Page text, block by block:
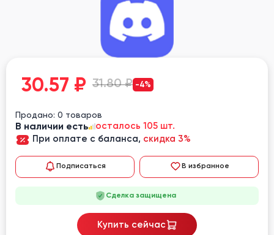
30.57 ₽ 31.80 ₽ -4%
Продано: 0 товаров
В наличии есть
осталось 105 шт.
При оплате с баланса, скидка 3%
Подписаться В избранное
Сделка защищена
Купить сейчас